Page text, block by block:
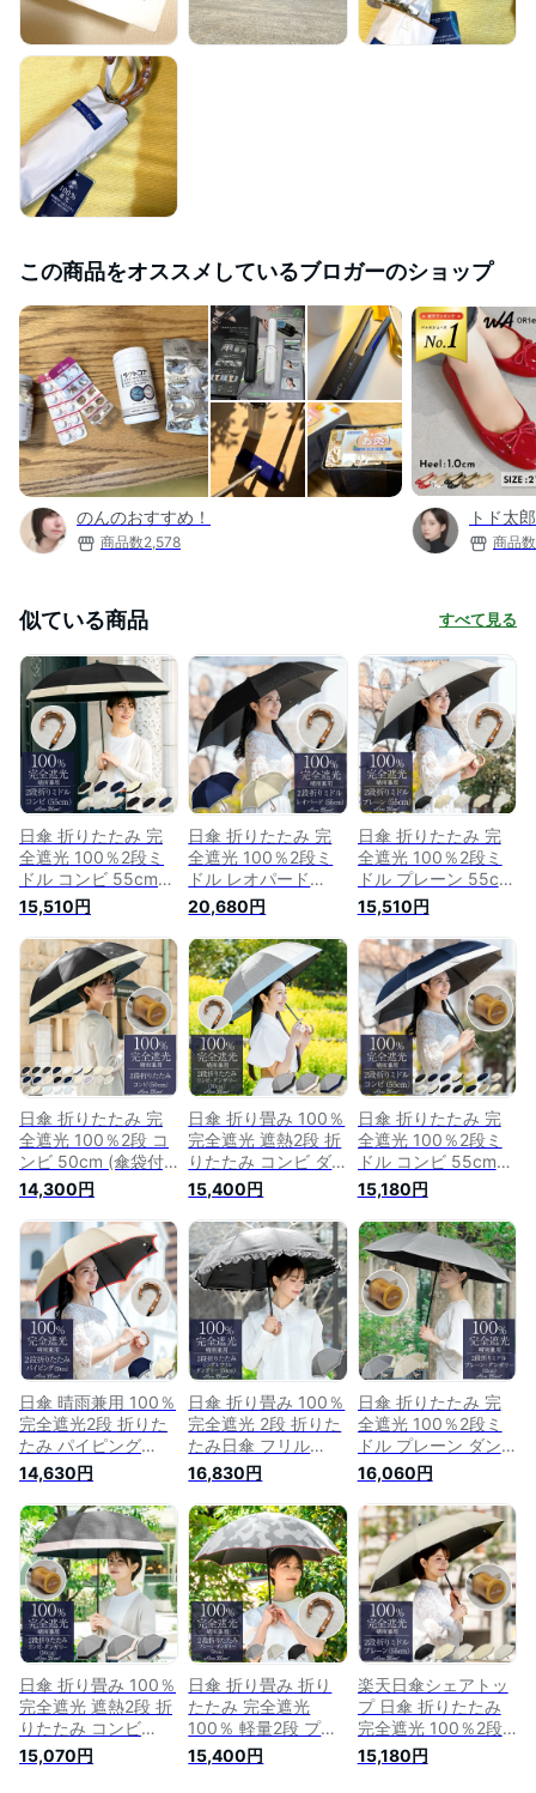
この商品をオススメしているブロガーのショップ
のんのおすすめ！
商品数2,578
トド太
商品数
似ている商品 すべて見る
日傘 折りたたみ 完
全遮光 100％2段ミ
ドル コンビ 55cm
(傘袋付) 曲がり手元
【Rose Blanc】晴雨
兼用 折り畳み uvカ
ット 軽量 遮熱 涼感
傘 レディース
15,510円
日傘 折りたたみ 完
全遮光 100％2段ミ
ドル レオパード
55cm (傘袋付) 曲が
り手元 【Rose
Blanc】晴雨兼用 折
り畳み uvカット 軽
量 遮熱 涼感 傘 レデ
ィース
20,680円
日傘 折りたたみ 完
全遮光 100％2段ミ
ドル プレーン 55cm
(傘袋付) 曲がり手元
【Rose Blanc】晴雨
兼用 折り畳み uvカ
ット 軽量 遮熱 涼感
傘 レディース
15,510円
日傘 折りたたみ 完
全遮光 100％2段 コ
ンビ 50cm (傘袋付)
【Rose Blanc】晴雨
兼用 折り畳み uvカ
ット 軽量 遮熱 涼感
傘 レディース
14,300円
日傘 折り畳み 100％
完全遮光 遮熱2段 折
りたたみ コンビ ダ
ンガリー 50cm 曲が
り手元 (傘袋付)晴雨
兼用 uvカット 軽量
涼感 傘 レディース
100％完全遮光 おし
ゃれ
15,400円
日傘 折りたたみ 完
全遮光 100％2段ミ
ドル コンビ 55cm
(傘袋付) 【Rose
Blanc】晴雨兼用 折
り畳み uvカット 軽
量 遮熱 涼感 傘 レデ
ィース
15,180円
日傘 晴雨兼用 100％
完全遮光2段 折りた
たみ パイピング
50cm 曲がり手元
(傘袋付)傘 uvカット
軽量 折り畳み 遮熱
涼感 傘 レディース
折りたたみ かわいい
14,630円
日傘 折り畳み 100％
完全遮光 2段 折りた
たみ日傘 フリル
50cm ダンガリー 曲
がり手元 (傘袋付)晴
雨兼用 uvカット 軽
量 遮熱 涼感 傘 レデ
ィース 折りたたみ
100％完全遮光 かわ
いい
16,830円
日傘 折りたたみ 完
全遮光 100％2段ミ
ドル プレーン ダン
ガリー 55cm (傘袋
付) 【Rose Blanc】
晴雨兼用 折り畳み
uvカット 軽量 遮熱
涼感 傘 レディース
16,060円
日傘 折り畳み 100％
完全遮光 遮熱2段 折
りたたみ コンビ
50cm (傘袋付)晴雨
兼用 uvカット 軽量
15,070円
日傘 折り畳み 折り
たたみ 完全遮光
100％ 軽量2段 プレ
ーン ダンガリー
50cm 曲がり手元
15,400円
楽天日傘シェアトッ
プ 日傘 折りたたみ
完全遮光 100％2段
ミドル プレーン
55cm (傘袋付)
15,180円